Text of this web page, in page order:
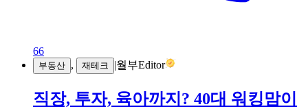
66
부동산 , 재테크 |월부Editor
직장, 투자, 육아까지? 40대 워킹맘이